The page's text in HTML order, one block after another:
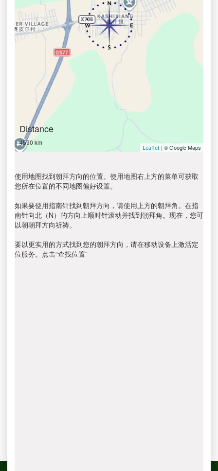
Distance
4590 km
Leaflet | © Google Maps
使用地图找到朝拜方向的位置。使用地图右上方的菜单可获取
您所在位置的不同地图偏好设置。
如果要使用指南针找到朝拜方向，请使用上方的朝拜角。在指
南针向北（N）的方向上顺时针滚动并找到朝拜角。现在，您可
以朝朝拜方向祈祷。
要以更实用的方式找到您的朝拜方向，请在移动设备上激活定
位服务。点击“查找位置”